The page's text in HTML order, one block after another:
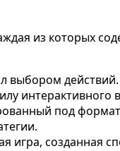
из которых
выбором действий.
интерактивного
под формат
игра, созданная